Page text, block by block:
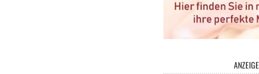
ANZEIGE